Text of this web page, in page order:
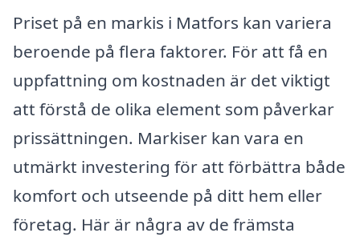
Priset på en markis i Matfors kan variera
beroende på flera faktorer. För att få en
uppfattning om kostnaden är det viktigt
att förstå de olika element som påverkar
prissättningen. Markiser kan vara en
utmärkt investering för att förbättra både
komfort och utseende på ditt hem eller
företag. Här är några av de främsta